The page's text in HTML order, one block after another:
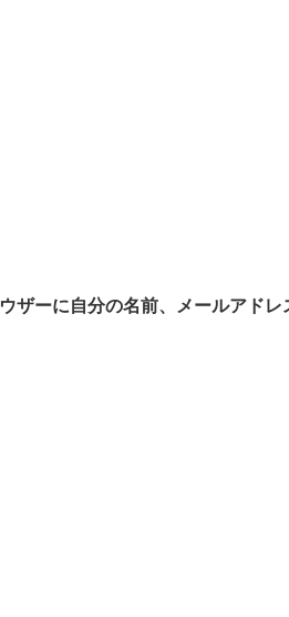
ザーに自分の名前、メールアド